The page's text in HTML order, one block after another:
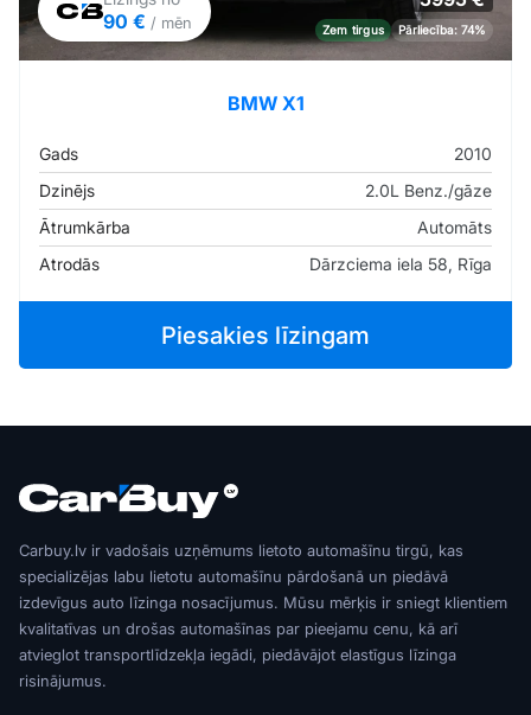
90 € / mēn Zem tirgus Pārliecība: 74%
BMW X1
Gads
2010
Dzinējs
2.0L Benz./gāze
Ātrumkārba
Automāts
Atrodās
Dārzciema iela 58, Rīga
Piesakies līzingam
Carbuy.lv ir vadošais uzņēmums lietoto automašīnu tirgū, kas
specializējas labu lietotu automašīnu pārdošanā un piedāvā
izdevīgus auto līzinga nosacījumus. Mūsu mērķis ir sniegt klientiem
kvalitatīvas un drošas automašīnas par pieejamu cenu, kā arī
atvieglot transportlīdzekļa iegādi, piedāvājot elastīgus līzinga
risinājumus.